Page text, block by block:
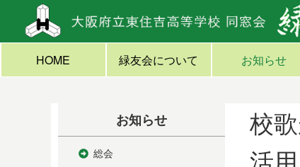
HOME 緑友会について お知らせ
お知らせ
総会
校